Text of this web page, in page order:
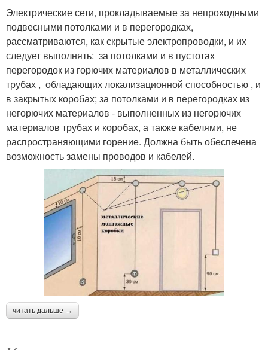
Электрические сети, прокладываемые за непроходными
подвесными потолками и в перегородках,
рассматриваются, как скрытые электропроводки, и их
следует выполнять: за потолками и в пустотах
перегородок из горючих материалов в металлических
трубах , обладающих локализационной способностью , и
в закрытых коробах; за потолками и в перегородках из
негорючих материалов - выполненных из негорючих
материалов трубах и коробах, а также кабелями, не
распространяющими горение. Должна быть обеспечена
возможность замены проводов и кабелей.
читать дальше →